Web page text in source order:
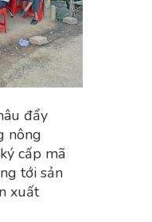
đẩy
nông
cấp mã
tới sản
xuất